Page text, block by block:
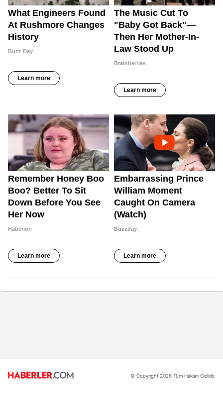
© Copyright 2026 Tüm Hakları Gizlidir.